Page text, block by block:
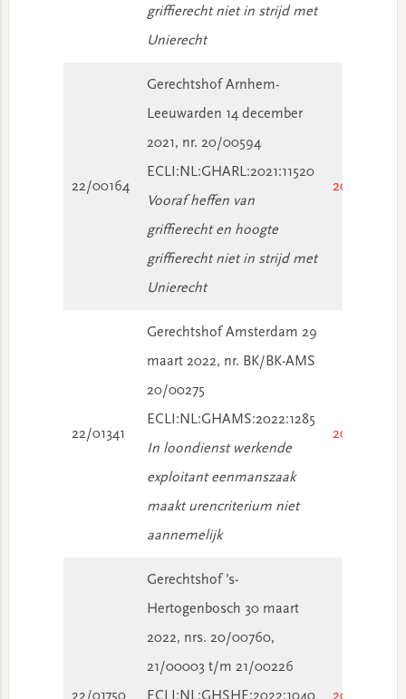
griffierecht niet in strijd met
Unierecht
22/00164
Gerechtshof Arnhem-
Leeuwarden 14 december
2021, nr. 20/00594
ECLI:NL:GHARL:2021:11520
Vooraf heffen van
griffierecht en hoogte
griffierecht niet in strijd met
Unierecht
2022/186
22/01341
Gerechtshof Amsterdam 29
maart 2022, nr. BK/BK-AMS
20/00275
ECLI:NL:GHAMS:2022:1285
In loondienst werkende
exploitant eenmanszaak
maakt urencriterium niet
aannemelijk
2022/2504
Gerechtshof ’s-
Hertogenbosch 30 maart
2022, nrs. 20/00760,
21/00003 t/m 21/00226